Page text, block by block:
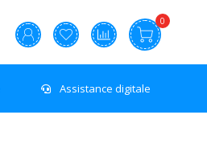
0
Assistance digitale